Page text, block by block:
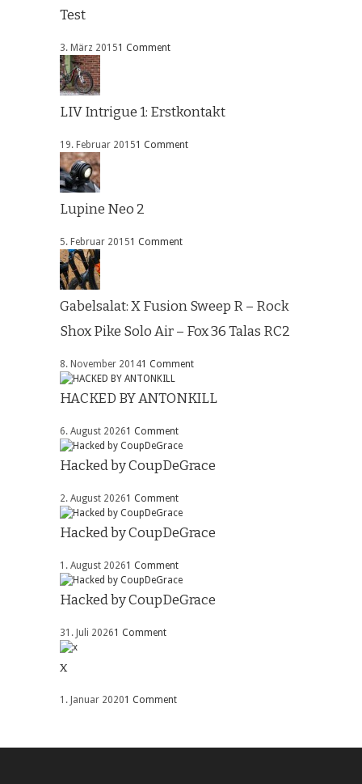
Test
3. März 20151 Comment
LIV Intrigue 1: Erstkontakt
19. Februar 20151 Comment
Lupine Neo 2
5. Februar 20151 Comment
Gabelsalat: X Fusion Sweep R – Rock
Shox Pike Solo Air – Fox 36 Talas RC2
8. November 20141 Comment
HACKED BY ANTONKILL
6. August 20261 Comment
Hacked by CoupDeGrace
2. August 20261 Comment
Hacked by CoupDeGrace
1. August 20261 Comment
Hacked by CoupDeGrace
31. Juli 20261 Comment
x
1. Januar 20201 Comment